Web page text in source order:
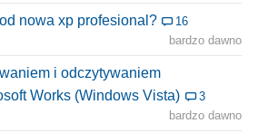
nowa xp profesional?
16
bardzo dawno
i odczytywaniem
Works (Windows Vista)
3
bardzo dawno